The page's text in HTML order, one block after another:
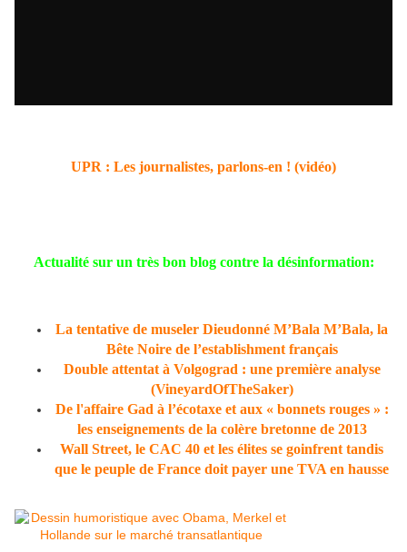
UPR : Les journalistes, parlons-en ! (vidéo)
Actualité sur un très bon blog contre la désinformation:
La tentative de museler Dieudonné M’Bala M’Bala, la
Bête Noire de l’establishment français
Double attentat à Volgograd : une première analyse
(VineyardOfTheSaker)
De l'affaire Gad à l’écotaxe et aux « bonnets rouges » :
les enseignements de la colère bretonne de 2013
Wall Street, le CAC 40 et les élites se goinfrent tandis
que le peuple de France doit payer une TVA en hausse